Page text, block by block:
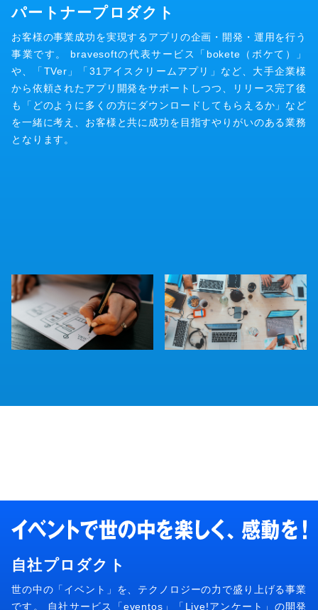
パートナープロダクト
お客様の事業成功を実現するアプリの企画・開発・運用を行う
事業です。 bravesoftの代表サービス「bokete（ボケて）」
や、「TVer」「31アイスクリームアプリ」など、大手企業様
から依頼されたアプリ開発をサポートしつつ、リリース完了後
も「どのように多くの方にダウンロードしてもらえるか」など
を一緒に考え、お客様と共に成功を目指すやりがいのある業務
となります。
自社プロダクト
世の中の「イベント」を、テクノロジーの力で盛り上げる事業
です。 自社サービス「eventos」「Live!アンケート」の開発